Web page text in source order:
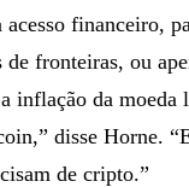
acesso financeiro,
fronteiras, ou
inflação da moeda
disse Horne.
de cripto.”